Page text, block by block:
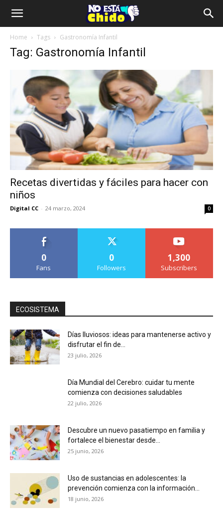
Home Tags Gastronomía Infantil
Tag: Gastronomía Infantil
Recetas divertidas y fáciles para hacer con
niños
Digital CC - 24 marzo, 2024 0
0
Fans
0
Followers
1,300
Subscribers
ECOSISTEMA
Días lluviosos: ideas para mantenerse activo y
disfrutar el fin de...
23 julio, 2026
Día Mundial del Cerebro: cuidar tu mente
comienza con decisiones saludables
22 julio, 2026
Descubre un nuevo pasatiempo en familia y
fortalece el bienestar desde...
25 junio, 2026
Uso de sustancias en adolescentes: la
prevención comienza con la información...
18 junio, 2026